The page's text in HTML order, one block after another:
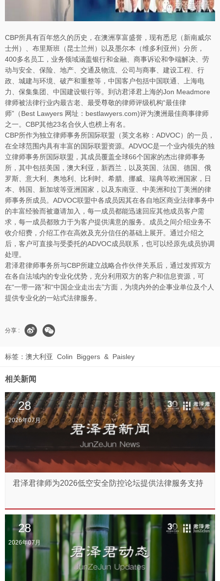
CBP所具有百年悠久的历史，在澳洲享富盛誉，现有悉尼（新南威尔
士州）、布里斯班（昆士兰州）以及墨尔本（维多利亚州）分所，
400多名员工，业务领域涵盖银行和金融、商事诉讼和争端解决、劳
动与安全、保险、地产、交通及物流、公司与商事、建设工程、行
政、城建与环境、破产和重整等，中国客户包括中国联通、上海电
力、保集集团、中国建设银行等。到访君泽君上海的Jon Meadmore
律师被法律行业内最古老、最受尊敬的律师评级机构“最佳律
师”（Best Lawyers 网址：bestlawyers.com)评为澳洲最佳商事律师
之一。CBP其他23名合伙人也榜上有名。
CBP所作为独立律师事务所国际联盟（英文名称：ADVOC）的一员，
在全球范围内具有丰富的国际联盟资源。ADVOC是一个业内领先的独
立律师事务所国际联盟，其成员覆盖全球66个国家的杰出律师事务
所，其中包括美国，澳大利亚，新西兰，以及英国、法国、德国、俄
罗斯、意大利、奥地利、比利时、希腊、挪威、瑞典等欧洲国家，日
本、韩国、新加坡等亚洲国家，以及东南亚、中美洲和拉丁美洲的律
师事务所成员。ADVOC联盟中各成员因其在各自地区商业法律事务中
的丰富经验而被邀请加入，每一成员都能迅速回应其他成员客户需
求，每一成员都致力于为客户提供满意的服务。成员之间介绍业务不
收介绍费，介绍工作在高效及充分信任的基础上展开。通过介绍之
后，客户可直接与受委托的ADVOC成员联系，也可以经原先成员协调
处理。
君泽君律师事务所与CBP所建立战略合作伙伴关系后，通过发挥双方
在各自法域内的专业化优势，充分利用双方的客户和信息资源，可
在“一带一路”和“中国企业走出去”方面，为境内外的企事业单位及个人
提供专业化的一站式法律服务。
分享 :
标签： 澳大利亚 Colin Biggers & Paisley
相关新闻
28
2026年07月
君泽君律师为2026低空安全防控论坛提供法律服务支持
28
2026年07月